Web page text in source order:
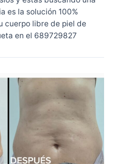
es la solución 100%
cuerpo libre de piel de
en el 689729827